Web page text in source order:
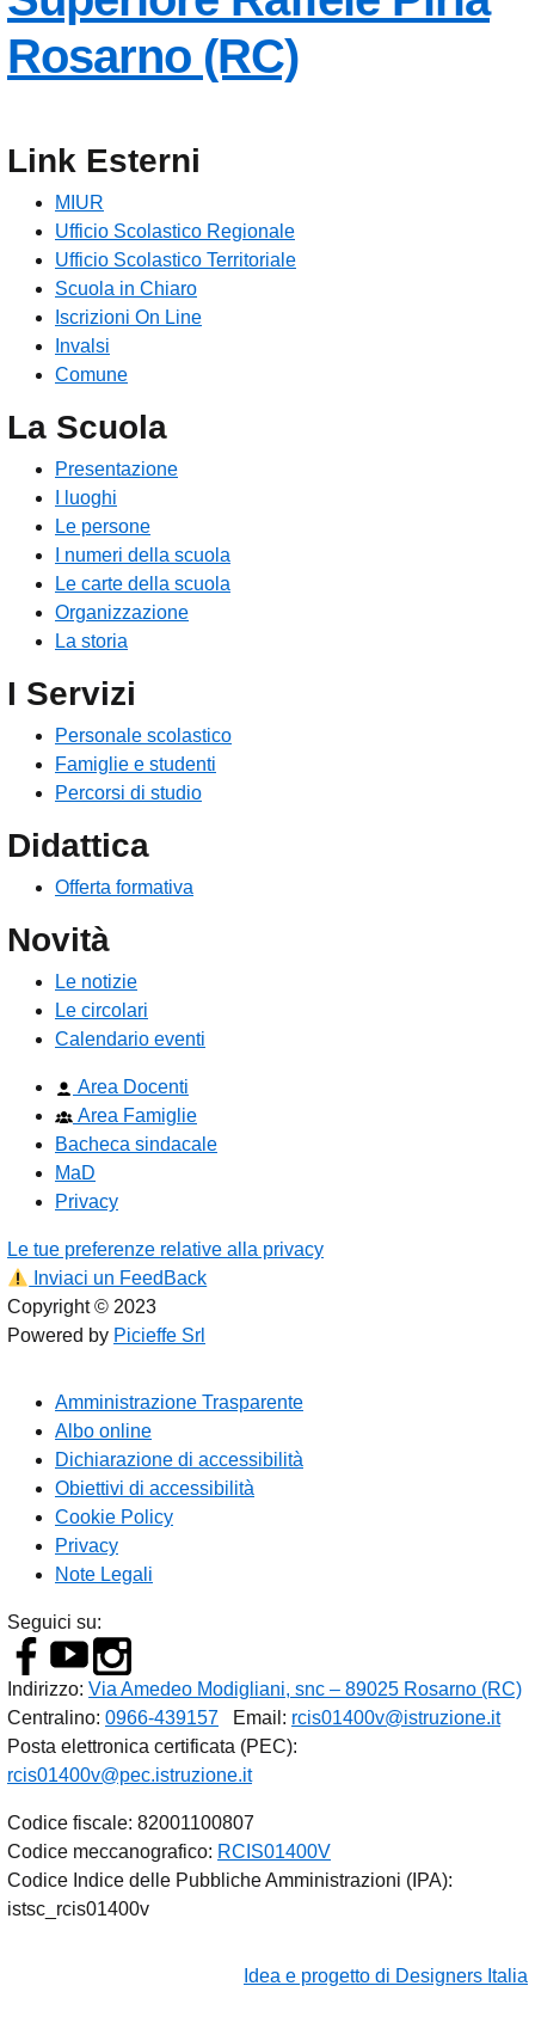
Rosarno (RC)— Visita la
Link Esterni
MIUR
Ufficio Scolastico Regionale
Ufficio Scolastico Territoriale
Scuola in Chiaro
Iscrizioni On Line
Invalsi
Comune
La Scuola
Presentazione
I luoghi
Le persone
I numeri della scuola
Le carte della scuola
Organizzazione
La storia
I Servizi
Personale scolastico
Famiglie e studenti
Percorsi di studio
Didattica
Offerta formativa
Novità
Le notizie
Le circolari
Calendario eventi
Area Docenti
Area Famiglie
Bacheca sindacale
MaD
Privacy
Le tue preferenze relative alla privacy
Inviaci un FeedBack
Copyright © 2023
Powered by Picieffe Srl
Amministrazione Trasparente
Albo online
Dichiarazione di accessibilità
Obiettivi di accessibilità
Cookie Policy
Privacy
Note Legali
Seguici su:
Indirizzo: Via Amedeo Modigliani, snc – 89025 Rosarno (RC)
Centralino: 0966-439157 Email: rcis01400v@istruzione.it
Posta elettronica certificata (PEC):
rcis01400v@pec.istruzione.it
Codice fiscale: 82001100807
Codice meccanografico: RCIS01400V
Codice Indice delle Pubbliche Amministrazioni (IPA):
istsc_rcis01400v
Idea e progetto di Designers Italia